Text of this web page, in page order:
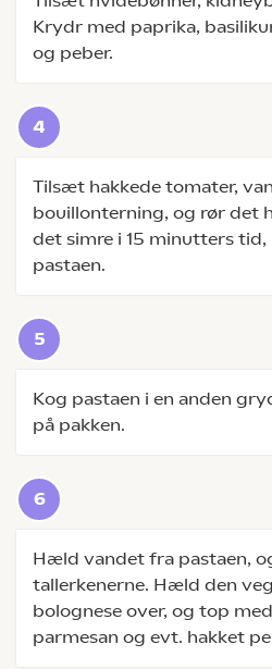
Krydr med paprika,
og peber.
Tilsæt hakkede tomater,
bouillonterning, og rør det
det simre i 15 minutters tid,
pastaen.
Kog pastaen i en anden
på pakken.
Hæld vandet fra pastaen,
tallerkenerne. Hæld den
bolognese over, og top
parmesan og evt. hakket